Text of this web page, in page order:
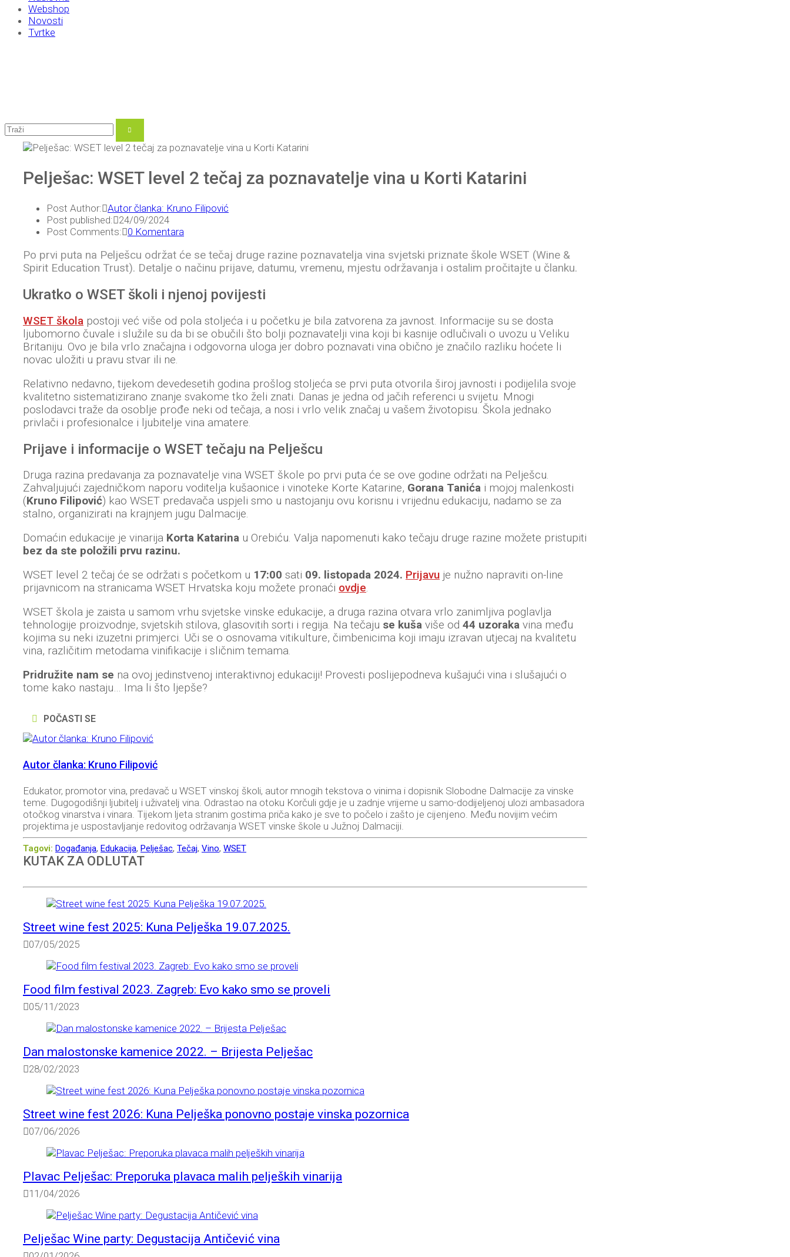
Webshop
Novosti
Tvrtke
Pelješac: WSET level 2 tečaj za poznavatelje vina u Korti Katarini
Post Author: Autor članka: Kruno Filipović
Post published: 24/09/2024
Post Comments: 0 Komentara
Po prvi puta na Pelješcu održat će se tečaj druge razine poznavatelja vina svjetski priznate škole WSET (Wine &
Spirit Education Trust). Detalje o načinu prijave, datumu, vremenu, mjestu održavanja i ostalim pročitajte u članku.
Ukratko o WSET školi i njenoj povijesti
WSET škola postoji već više od pola stoljeća i u početku je bila zatvorena za javnost. Informacije su se dosta
ljubomorno čuvale i služile su da bi se obučili što bolji poznavatelji vina koji bi kasnije odlučivali o uvozu u Veliku
Britaniju. Ovo je bila vrlo značajna i odgovorna uloga jer dobro poznavati vina obično je značilo razliku hoćete li
novac uložiti u pravu stvar ili ne.
Relativno nedavno, tijekom devedesetih godina prošlog stoljeća se prvi puta otvorila široj javnosti i podijelila svoje
kvalitetno sistematizirano znanje svakome tko želi znati. Danas je jedna od jačih referenci u svijetu. Mnogi
poslodavci traže da osoblje prođe neki od tečaja, a nosi i vrlo velik značaj u vašem životopisu. Škola jednako
privlači i profesionalce i ljubitelje vina amatere.
Prijave i informacije o WSET tečaju na Pelješcu
Druga razina predavanja za poznavatelje vina WSET škole po prvi puta će se ove godine održati na Pelješcu.
Zahvaljujući zajedničkom naporu voditelja kušaonice i vinoteke Korte Katarine, Gorana Tanića i mojoj malenkosti
(Kruno Filipović) kao WSET predavača uspjeli smo u nastojanju ovu korisnu i vrijednu edukaciju, nadamo se za
stalno, organizirati na krajnjem jugu Dalmacije.
Domaćin edukacije je vinarija Korta Katarina u Orebiću. Valja napomenuti kako tečaju druge razine možete pristupiti
bez da ste položili prvu razinu.
WSET level 2 tečaj će se održati s početkom u 17:00 sati 09. listopada 2024. Prijavu je nužno napraviti on-line
prijavnicom na stranicama WSET Hrvatska koju možete pronaći ovdje.
WSET škola je zaista u samom vrhu svjetske vinske edukacije, a druga razina otvara vrlo zanimljiva poglavlja
tehnologije proizvodnje, svjetskih stilova, glasovitih sorti i regija. Na tečaju se kuša više od 44 uzoraka vina među
kojima su neki izuzetni primjerci. Uči se o osnovama vitikulture, čimbenicima koji imaju izravan utjecaj na kvalitetu
vina, različitim metodama vinifikacije i sličnim temama.
Pridružite nam se na ovoj jedinstvenoj interaktivnoj edukaciji! Provesti poslijepodneva kušajući vina i slušajući o
tome kako nastaju… Ima li što ljepše?
POČASTI SE
Autor članka: Kruno Filipović
Edukator, promotor vina, predavač u WSET vinskoj školi, autor mnogih tekstova o vinima i dopisnik Slobodne Dalmacije za vinske
teme. Dugogodišnji ljubitelj i uživatelj vina. Odrastao na otoku Korčuli gdje je u zadnje vrijeme u samo-dodijeljenoj ulozi ambasadora
otočkog vinarstva i vinara. Tijekom ljeta stranim gostima priča kako je sve to počelo i zašto je cijenjeno. Među novijim većim
projektima je uspostavljanje redovitog održavanja WSET vinske škole u Južnoj Dalmaciji.
Tagovi: Događanja, Edukacija, Pelješac, Tečaj, Vino, WSET
KUTAK ZA ODLUTAT
Street wine fest 2025: Kuna Pelješka 19.07.2025.
07/05/2025
Food film festival 2023. Zagreb: Evo kako smo se proveli
05/11/2023
Dan malostonske kamenice 2022. – Brijesta Pelješac
28/02/2023
Street wine fest 2026: Kuna Pelješka ponovno postaje vinska pozornica
07/06/2026
Plavac Pelješac: Preporuka plavaca malih peljeških vinarija
11/04/2026
Pelješac Wine party: Degustacija Antičević vina